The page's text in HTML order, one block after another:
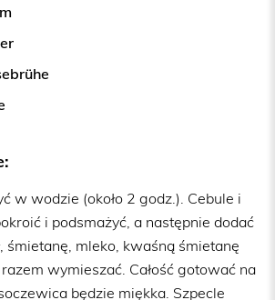
w wodzie (około 2 godz.). Cebule i
i podsmażyć, a następnie dodać
śmietanę, mleko, kwaśną śmietanę
wymieszać. Całość gotować na
będzie miękka. Szpecle